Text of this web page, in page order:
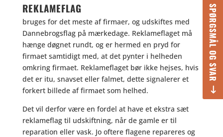
SPØRGSMÅL OG SVAR
kr..
REKLAMEFLAG
bruges for det meste af firmaer, og udskiftes med
Dannebrogsflag på mærkedage. Reklameflaget må
hænge døgnet rundt, og er hermed en pryd for
firmaet samtidigt med, at det pynter i helheden
omkring firmaet. Reklameflaget bør ikke hejses, hvis
det er itu, snavset eller falmet, dette signalerer et
forkert billede af firmaet som helhed.
Det vil derfor være en fordel at have et ekstra sæt
reklameflag til udskiftning, når de gamle er til
reparation eller vask. Jo oftere flagene repareres og